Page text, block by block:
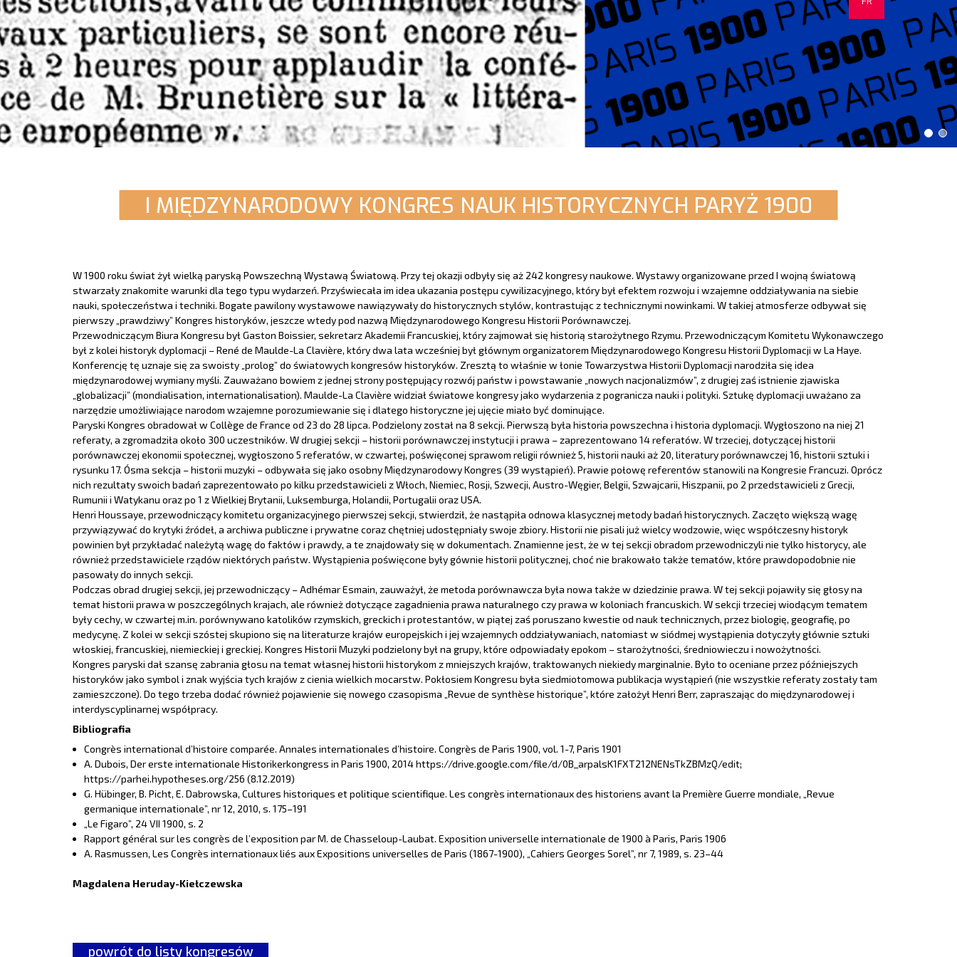
I MIĘDZYNARODOWY KONGRES NAUK HISTORYCZNYCH PARYŻ 1900
W 1900 roku świat żył wielką paryską Powszechną Wystawą Światową. Przy tej okazji odbyły się aż 242 kongresy naukowe. Wystawy organizowane przed I wojną światową
stwarzały znakomite warunki dla tego typu wydarzeń. Przyświecała im idea ukazania postępu cywilizacyjnego, który był efektem rozwoju i wzajemne oddziaływania na siebie
nauki, społeczeństwa i techniki. Bogate pawilony wystawowe nawiązywały do historycznych stylów, kontrastując z technicznymi nowinkami. W takiej atmosferze odbywał się
pierwszy „prawdziwy” Kongres historyków, jeszcze wtedy pod nazwą Międzynarodowego Kongresu Historii Porównawczej.
Przewodniczącym Biura Kongresu był Gaston Boissier, sekretarz Akademii Francuskiej, który zajmował się historią starożytnego Rzymu. Przewodniczącym Komitetu Wykonawczego
był z kolei historyk dyplomacji – René de Maulde-La Clavière, który dwa lata wcześniej był głównym organizatorem Międzynarodowego Kongresu Historii Dyplomacji w La Haye.
Konferencję tę uznaje się za swoisty „prolog” do światowych kongresów historyków. Zresztą to właśnie w łonie Towarzystwa Historii Dyplomacji narodziła się idea
międzynarodowej wymiany myśli. Zauważano bowiem z jednej strony postępujący rozwój państw i powstawanie „nowych nacjonalizmów”, z drugiej zaś istnienie zjawiska
„globalizacji” (mondialisation, internationalisation). Maulde-La Clavière widział światowe kongresy jako wydarzenia z pogranicza nauki i polityki. Sztukę dyplomacji uważano za
narzędzie umożliwiające narodom wzajemne porozumiewanie się i dlatego historyczne jej ujęcie miało być dominujące.
Paryski Kongres obradował w Collège de France od 23 do 28 lipca. Podzielony został na 8 sekcji. Pierwszą była historia powszechna i historia dyplomacji. Wygłoszono na niej 21
referaty, a zgromadziła około 300 uczestników. W drugiej sekcji – historii porównawczej instytucji i prawa – zaprezentowano 14 referatów. W trzeciej, dotyczącej historii
porównawczej ekonomii społecznej, wygłoszono 5 referatów, w czwartej, poświęconej sprawom religii również 5, historii nauki aż 20, literatury porównawczej 16, historii sztuki i
rysunku 17. Ósma sekcja – historii muzyki – odbywała się jako osobny Międzynarodowy Kongres (39 wystąpień). Prawie połowę referentów stanowili na Kongresie Francuzi. Oprócz
nich rezultaty swoich badań zaprezentowało po kilku przedstawicieli z Włoch, Niemiec, Rosji, Szwecji, Austro-Węgier, Belgii, Szwajcarii, Hiszpanii, po 2 przedstawicieli z Grecji,
Rumunii i Watykanu oraz po 1 z Wielkiej Brytanii, Luksemburga, Holandii, Portugalii oraz USA.
Henri Houssaye, przewodniczący komitetu organizacyjnego pierwszej sekcji, stwierdził, że nastąpiła odnowa klasycznej metody badań historycznych. Zaczęto większą wagę
przywiązywać do krytyki źródeł, a archiwa publiczne i prywatne coraz chętniej udostępniały swoje zbiory. Historii nie pisali już wielcy wodzowie, więc współczesny historyk
powinien był przykładać należytą wagę do faktów i prawdy, a te znajdowały się w dokumentach. Znamienne jest, że w tej sekcji obradom przewodniczyli nie tylko historycy, ale
również przedstawiciele rządów niektórych państw. Wystąpienia poświęcone były gównie historii politycznej, choć nie brakowało także tematów, które prawdopodobnie nie
pasowały do innych sekcji.
Podczas obrad drugiej sekcji, jej przewodniczący – Adhémar Esmain, zauważył, że metoda porównawcza była nowa także w dziedzinie prawa. W tej sekcji pojawiły się głosy na
temat historii prawa w poszczególnych krajach, ale również dotyczące zagadnienia prawa naturalnego czy prawa w koloniach francuskich. W sekcji trzeciej wiodącym tematem
były cechy, w czwartej m.in. porównywano katolików rzymskich, greckich i protestantów, w piątej zaś poruszano kwestie od nauk technicznych, przez biologię, geografię, po
medycynę. Z kolei w sekcji szóstej skupiono się na literaturze krajów europejskich i jej wzajemnych oddziaływaniach, natomiast w siódmej wystąpienia dotyczyły głównie sztuki
włoskiej, francuskiej, niemieckiej i greckiej. Kongres Historii Muzyki podzielony był na grupy, które odpowiadały epokom – starożytności, średniowieczu i nowożytności.
Kongres paryski dał szansę zabrania głosu na temat własnej historii historykom z mniejszych krajów, traktowanych niekiedy marginalnie. Było to oceniane przez późniejszych
historyków jako symbol i znak wyjścia tych krajów z cienia wielkich mocarstw. Pokłosiem Kongresu była siedmiotomowa publikacja wystąpień (nie wszystkie referaty zostały tam
zamieszczone). Do tego trzeba dodać również pojawienie się nowego czasopisma „Revue de synthèse historique”, które założył Henri Berr, zapraszając do międzynarodowej i
interdyscyplinarnej współpracy.
Bibliografia
Congrès international d’histoire comparée. Annales internationales d’histoire. Congrès de Paris 1900, vol. 1-7, Paris 1901
A. Dubois, Der erste internationale Historikerkongress in Paris 1900, 2014 https://drive.google.com/file/d/0B_arpalsK1FXT212NENsTkZBMzQ/edit;
https://parhei.hypotheses.org/256 (8.12.2019)
G. Hübinger, B. Picht, E. Dabrowska, Cultures historiques et politique scientifique. Les congrès internationaux des historiens avant la Première Guerre mondiale, „Revue
germanique internationale”, nr 12, 2010, s. 175–191
„Le Figaro”, 24 VII 1900, s. 2
Rapport général sur les congrès de l’exposition par M. de Chasseloup-Laubat. Exposition universelle internationale de 1900 à Paris, Paris 1906
A. Rasmussen, Les Congrès internationaux liés aux Expositions universelles de Paris (1867-1900), „Cahiers Georges Sorel”, nr 7, 1989, s. 23–44
Magdalena Heruday-Kiełczewska
powrót do listy kongresów